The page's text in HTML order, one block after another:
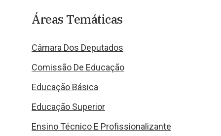
Áreas Temáticas
Câmara Dos Deputados
Comissão De Educação
Educação Básica
Educação Superior
Ensino Técnico E Profissionalizante